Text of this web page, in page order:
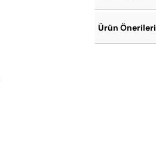
Ürün Önerileri